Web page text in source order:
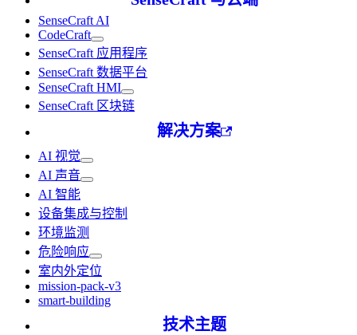
SenseCraft AI
CodeCraft
SenseCraft 应用程序
SenseCraft 数据平台
SenseCraft HMI
SenseCraft 区块链
解决方案
AI 视觉
AI 声音
AI 智能
设备集成与控制
环境监测
危险响应
室内外定位
mission-pack-v3
smart-building
技术主题